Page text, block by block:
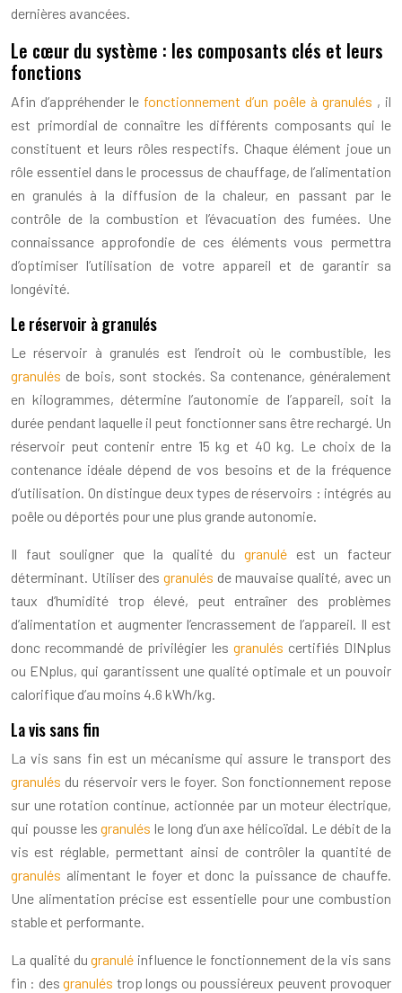
dernières avancées.
Le cœur du système : les composants clés et leurs
fonctions
Afin d’appréhender le fonctionnement d’un poêle à granulés , il
est primordial de connaître les différents composants qui le
constituent et leurs rôles respectifs. Chaque élément joue un
rôle essentiel dans le processus de chauffage, de l’alimentation
en granulés à la diffusion de la chaleur, en passant par le
contrôle de la combustion et l’évacuation des fumées. Une
connaissance approfondie de ces éléments vous permettra
d’optimiser l’utilisation de votre appareil et de garantir sa
longévité.
Le réservoir à granulés
Le réservoir à granulés est l’endroit où le combustible, les
granulés de bois, sont stockés. Sa contenance, généralement
en kilogrammes, détermine l’autonomie de l’appareil, soit la
durée pendant laquelle il peut fonctionner sans être rechargé. Un
réservoir peut contenir entre 15 kg et 40 kg. Le choix de la
contenance idéale dépend de vos besoins et de la fréquence
d’utilisation. On distingue deux types de réservoirs : intégrés au
poêle ou déportés pour une plus grande autonomie.
Il faut souligner que la qualité du granulé est un facteur
déterminant. Utiliser des granulés de mauvaise qualité, avec un
taux d’humidité trop élevé, peut entraîner des problèmes
d’alimentation et augmenter l’encrassement de l’appareil. Il est
donc recommandé de privilégier les granulés certifiés DINplus
ou ENplus, qui garantissent une qualité optimale et un pouvoir
calorifique d’au moins 4.6 kWh/kg.
La vis sans fin
La vis sans fin est un mécanisme qui assure le transport des
granulés du réservoir vers le foyer. Son fonctionnement repose
sur une rotation continue, actionnée par un moteur électrique,
qui pousse lesgranulés le long d’un axe hélicoïdal. Le débit de la
vis est réglable, permettant ainsi de contrôler la quantité de
granulés alimentant le foyer et donc la puissance de chauffe.
Une alimentation précise est essentielle pour une combustion
stable et performante.
La qualité dugranulé influence le fonctionnement de la vis sans
fin : desgranulés trop longs ou poussiéreux peuvent provoquer